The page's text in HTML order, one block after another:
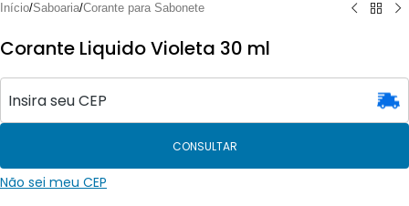
Início/Saboaria/Corante para Sabonete
Corante Liquido Violeta 30 ml
CONSULTAR
Não sei meu CEP